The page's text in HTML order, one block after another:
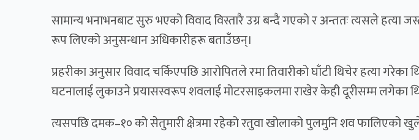
सामान्य भनाभनबाट सुरु भएको विवाद विस्तारै उग्र बन्दै गएको र अन्ततः त्यसले हत्या
रूप लिएको अनुसन्धान अधिकारीहरू बताउँछन्।
प्रहरीका अनुसार विवाद चर्किएपछि आरोपितले रमा तिवारीको घाँटी थिचेर हत्या गरेका
घटनालाई लुकाउने प्रयासस्वरूप शवलाई मोटरसाइकलमा राखेर केही दूरीसम्म लगेका
त्यसपछि दमक–१० को सेतुमारी क्षेत्रमा रहेको रतुवा खोलाको पुलमुनि शव फालिएको